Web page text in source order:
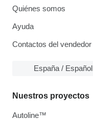
Quiénes somos
Ayuda
Contactos del vendedor
España / Español
Nuestros proyectos
Autoline™